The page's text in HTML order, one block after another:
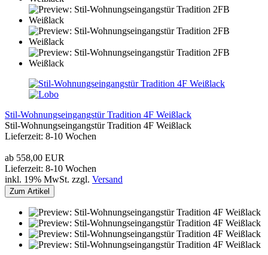
Stil-Wohnungseingangstür Tradition 4F Weißlack
Stil-Wohnungseingangstür Tradition 4F Weißlack
Lieferzeit: 8-10 Wochen
ab 558,00 EUR
Lieferzeit: 8-10 Wochen
inkl. 19% MwSt. zzgl. Versand
Zum Artikel